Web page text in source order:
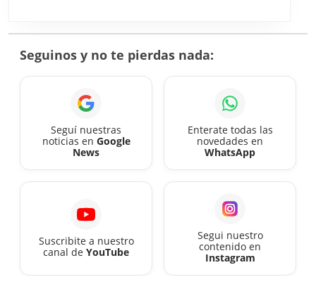
Gobierno
tope
para
exportar
por
courier
a
las
Seguinos y no te pierdas nada:
Seguí nuestras
noticias en Google
News
Enterate todas las
novedades en
WhatsApp
Suscribite a nuestro
canal de YouTube
Segui nuestro
contenido en
Instagram